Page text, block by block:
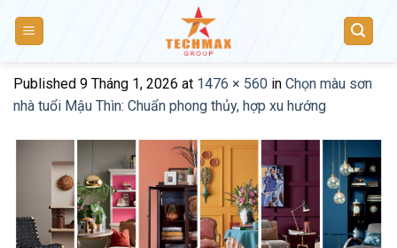
Published 9 Tháng 1, 2026 at 1476 × 560 in Chọn màu sơn
nhà tuổi Mậu Thìn: Chuẩn phong thủy, hợp xu hướng